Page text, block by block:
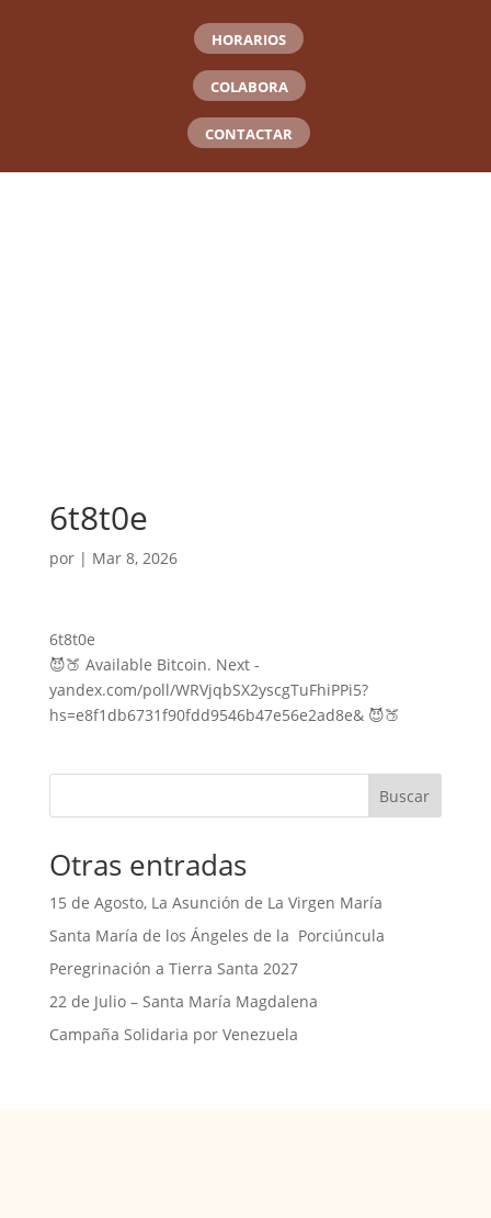
HORARIOS
COLABORA
CONTACTAR
6t8t0e
por | Mar 8, 2026
6t8t0e
😈🍑 Available Bitcoin. Next -
yandex.com/poll/WRVjqbSX2yscgTuFhiPPi5?
hs=e8f1db6731f90fdd9546b47e56e2ad8e& 😈🍑
Buscar
Otras entradas
15 de Agosto, La Asunción de La Virgen María
Santa María de los Ángeles de la Porciúncula
Peregrinación a Tierra Santa 2027
22 de Julio – Santa María Magdalena
Campaña Solidaria por Venezuela